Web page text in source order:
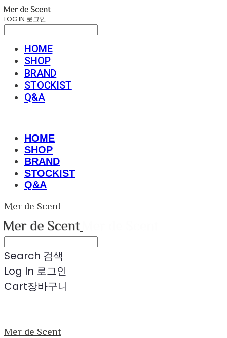
LOG IN 로그인
HOME
SHOP
BRAND
STOCKIST
Q&A
HOME
SHOP
BRAND
STOCKIST
Q&A
Mer de Scent
Search 검색
Log In 로그인
Cart장바구니
Mer de Scent